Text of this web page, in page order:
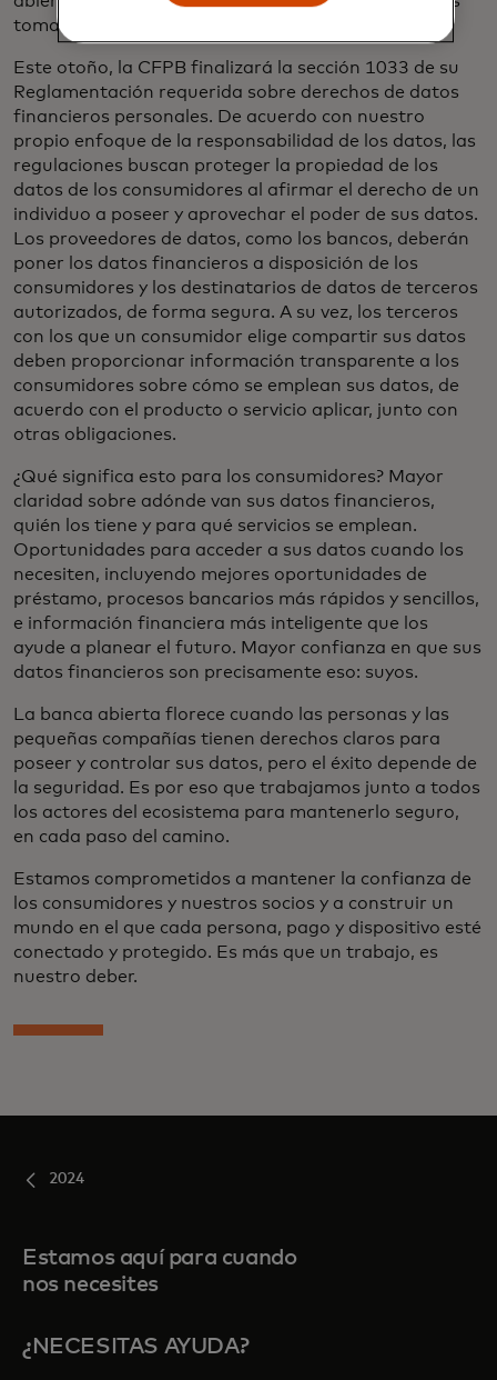
tomar el control de sus vidas financieras.
Este otoño, la CFPB finalizará la sección 1033 de su
Reglamentación requerida sobre derechos de datos
financieros personales. De acuerdo con nuestro
propio enfoque de la responsabilidad de los datos, las
regulaciones buscan proteger la propiedad de los
datos de los consumidores al afirmar el derecho de un
individuo a poseer y aprovechar el poder de sus datos.
Los proveedores de datos, como los bancos, deberán
poner los datos financieros a disposición de los
consumidores y los destinatarios de datos de terceros
autorizados, de forma segura. A su vez, los terceros
con los que un consumidor elige compartir sus datos
deben proporcionar información transparente a los
consumidores sobre cómo se emplean sus datos, de
acuerdo con el producto o servicio aplicar, junto con
otras obligaciones.
¿Qué significa esto para los consumidores? Mayor
claridad sobre adónde van sus datos financieros,
quién los tiene y para qué servicios se emplean.
Oportunidades para acceder a sus datos cuando los
necesiten, incluyendo mejores oportunidades de
préstamo, procesos bancarios más rápidos y sencillos,
e información financiera más inteligente que los
ayude a planear el futuro. Mayor confianza en que sus
datos financieros son precisamente eso: suyos.
La banca abierta florece cuando las personas y las
pequeñas compañías tienen derechos claros para
poseer y controlar sus datos, pero el éxito depende de
la seguridad. Es por eso que trabajamos junto a todos
los actores del ecosistema para mantenerlo seguro,
en cada paso del camino.
Estamos comprometidos a mantener la confianza de
los consumidores y nuestros socios y a construir un
mundo en el que cada persona, pago y dispositivo esté
conectado y protegido. Es más que un trabajo, es
nuestro deber.
2024
Estamos aquí para cuando
nos necesites
¿NECESITAS AYUDA?